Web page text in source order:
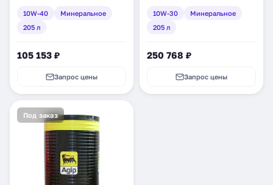
10W-40
Минеральное
205 л
105 153 ₽
Запрос цены
10W-30
Минеральное
205 л
250 768 ₽
Запрос цены
Под заказ